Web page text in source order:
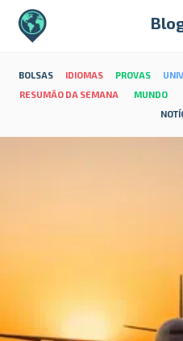
BOLSAS IDIOMAS PROVAS
RESUMÃO DA SEMANA
MUNDO